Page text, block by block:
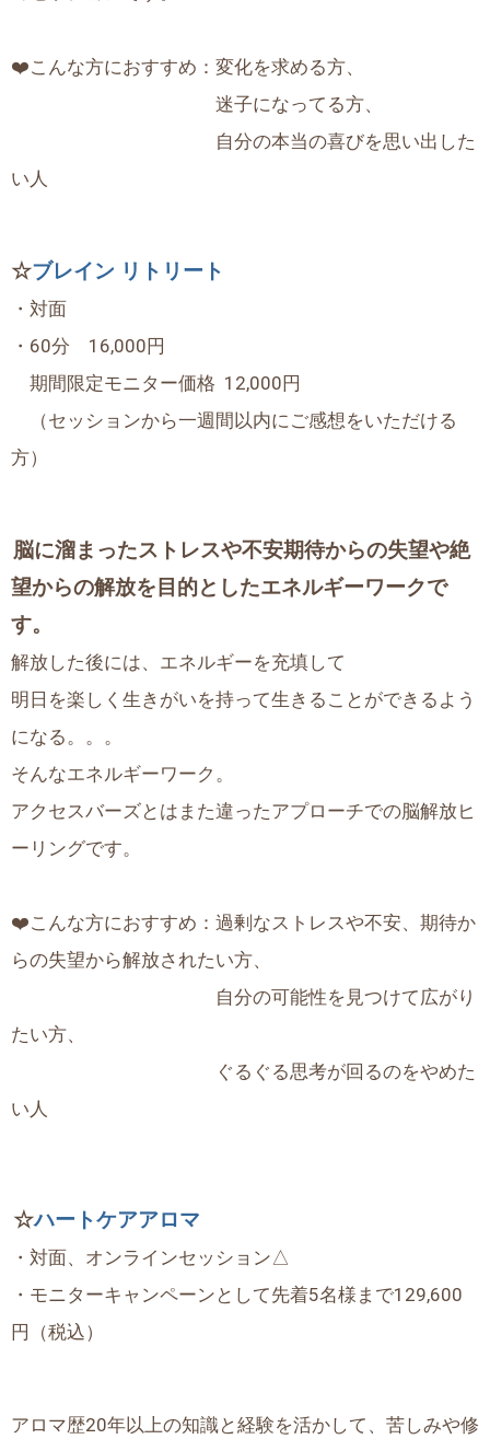
❤️こんな方におすすめ：変化を求める方、
迷子になってる方、
自分の本当の喜びを思い出した
い人
☆ブレイン リトリート
・対面
・60分 16,000円
期間限定モニター価格 12,000円
（セッションから一週間以内にご感想をいただける
方）
脳に溜まったストレスや不安期待からの失望や絶
望からの解放を目的としたエネルギーワークで
す。
解放した後には、エネルギーを充填して
明日を楽しく生きがいを持って生きることができるよう
になる。。。
そんなエネルギーワーク。
アクセスバーズとはまた違ったアプローチでの脳解放ヒ
ーリングです。
❤️こんな方におすすめ：過剰なストレスや不安、期待か
らの失望から解放されたい方、
自分の可能性を見つけて広がり
たい方、
ぐるぐる思考が回るのをやめた
い人
☆ハートケアアロマ
・対面、オンラインセッション△
・モニターキャンペーンとして先着5名様まで129,600
円（税込）
アロマ歴20年以上の知識と経験を活かして、苦しみや修